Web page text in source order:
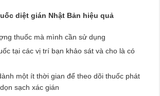
diệt gián Nhật Bản hiệu quả
thuốc mà mình cần sử dụng
tại các vị trí bạn khảo sát và cho là có
một ít thời gian để theo dõi thuốc phát
sạch xác gián